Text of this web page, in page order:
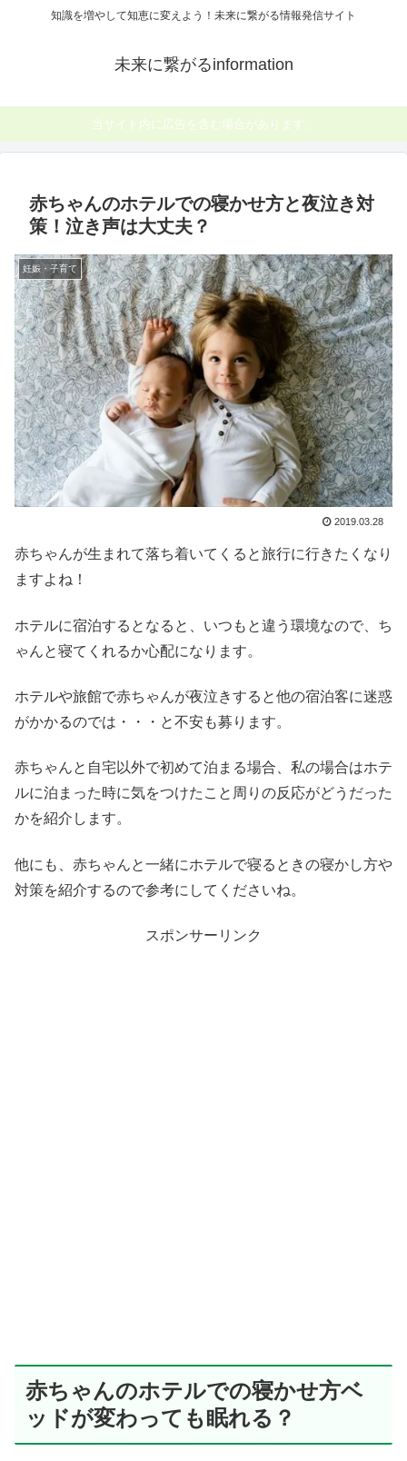
知識を増やして知恵に変えよう！未来に繋がる情報発信サイト
未来に繋がるinformation
当サイト内に広告を含む場合があります。
赤ちゃんのホテルでの寝かせ方と夜泣き対
策！泣き声は大丈夫？
妊娠・子育て
2019.03.28
赤ちゃんが生まれて落ち着いてくると旅行に行きたくなり
ますよね！
ホテルに宿泊するとなると、いつもと違う環境なので、ち
ゃんと寝てくれるか心配になります。
ホテルや旅館で赤ちゃんが夜泣きすると他の宿泊客に迷惑
がかかるのでは・・・と不安も募ります。
赤ちゃんと自宅以外で初めて泊まる場合、私の場合はホテ
ルに泊まった時に気をつけたこと周りの反応がどうだった
かを紹介します。
他にも、赤ちゃんと一緒にホテルで寝るときの寝かし方や
対策を紹介するので参考にしてくださいね。
スポンサーリンク
赤ちゃんのホテルでの寝かせ方ベ
ッドが変わっても眠れる？